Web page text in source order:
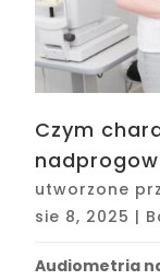
Czym
utworzone
sie 8, 2025 |
Audiometria